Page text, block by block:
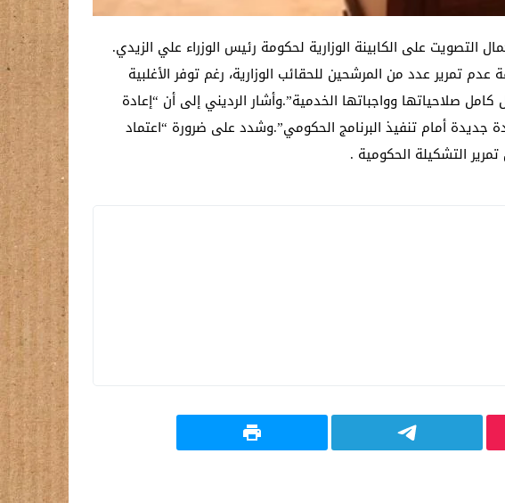
التصويت على الكابينة الوزارية لحكومة رئيس الوزراء علي الزيدي.
تمرير عدد من المرشحين للحقائب الوزارية، رغم توفر الأغلبية
صلاحياتها وواجباتها الخدمية”.وأشار الرديني إلى أن “إعادة
أمام تنفيذ البرنامج الحكومي”.وشدد على ضرورة “اعتماد
التشكيلة الحكومية .